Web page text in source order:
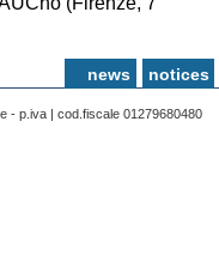
news notices
- p.iva | cod.fiscale 01279680480